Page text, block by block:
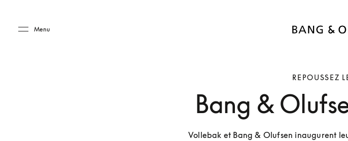
Menu
REPOUSSEZ
Bang &
Vollebak et Bang & Olufsen inaugurent